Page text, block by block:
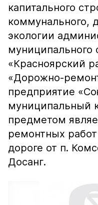
капитального
коммунального,
экологии
муниципального
«Красноярский
«Дорожно-
предприятие
муниципальный
предметом
ремонтных
дороге от п.
Досанг.